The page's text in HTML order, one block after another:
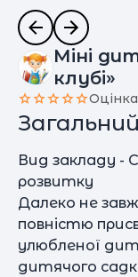
Міні
клубі»
Вид закладу -
розвитку
Далеко не
повністю
улюбленої
дитячого